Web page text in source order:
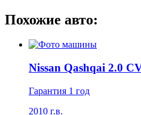
Похожие авто:
Nissan Qashqai 2.0
Гарантия 1 год
2010 г.в.